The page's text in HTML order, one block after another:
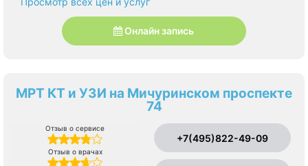
Онлайн запись
МРТ КТ и УЗИ на Мичуринском проспекте
74
Отзыв о сервисе
Отзыв о врачах
+7(495)822-49-09